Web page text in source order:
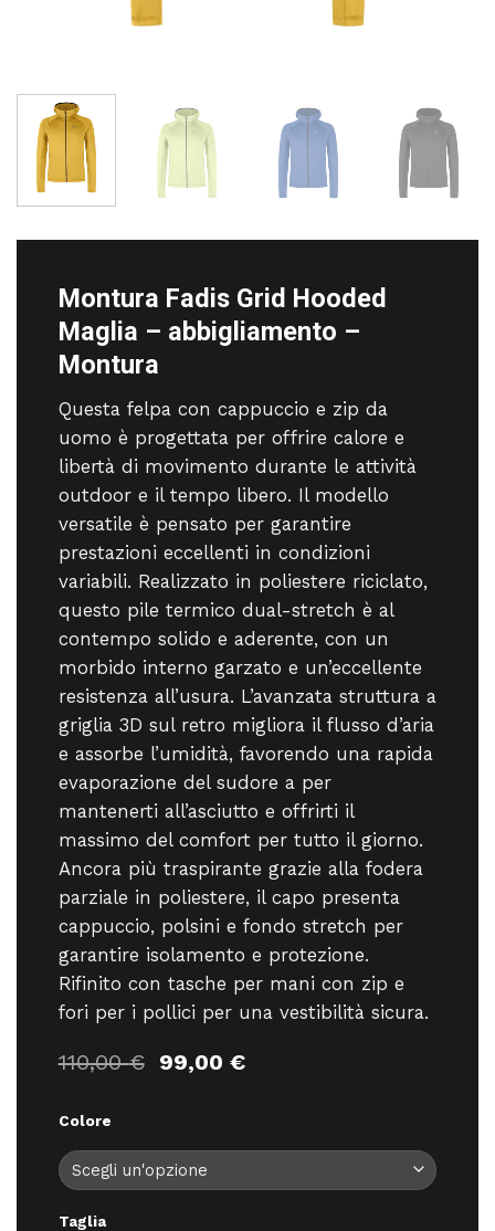
Montura Fadis Grid Hooded
Maglia – abbigliamento –
Montura
Questa felpa con cappuccio e zip da
uomo è progettata per offrire calore e
libertà di movimento durante le attività
outdoor e il tempo libero. Il modello
versatile è pensato per garantire
prestazioni eccellenti in condizioni
variabili. Realizzato in poliestere riciclato,
questo pile termico dual-stretch è al
contempo solido e aderente, con un
morbido interno garzato e un’eccellente
resistenza all’usura. L’avanzata struttura a
griglia 3D sul retro migliora il flusso d’aria
e assorbe l’umidità, favorendo una rapida
evaporazione del sudore a per
mantenerti all’asciutto e offrirti il
massimo del comfort per tutto il giorno.
Ancora più traspirante grazie alla fodera
parziale in poliestere, il capo presenta
cappuccio, polsini e fondo stretch per
garantire isolamento e protezione.
Rifinito con tasche per mani con zip e
fori per i pollici per una vestibilità sicura.
110,00€ Il
110,00 €.
99,00 €Il
99,00 €.
Colore
Taglia